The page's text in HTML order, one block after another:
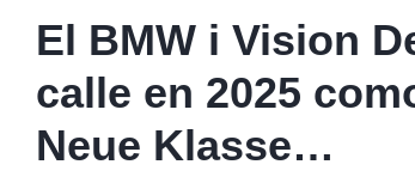
El BMW i Vision
calle en 2025
Neue Klasse…